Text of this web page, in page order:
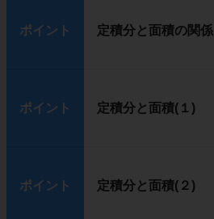
ポイント 定積分と面積の関係
ポイント 定積分と面積(１)
ポイント 定積分と面積(２)